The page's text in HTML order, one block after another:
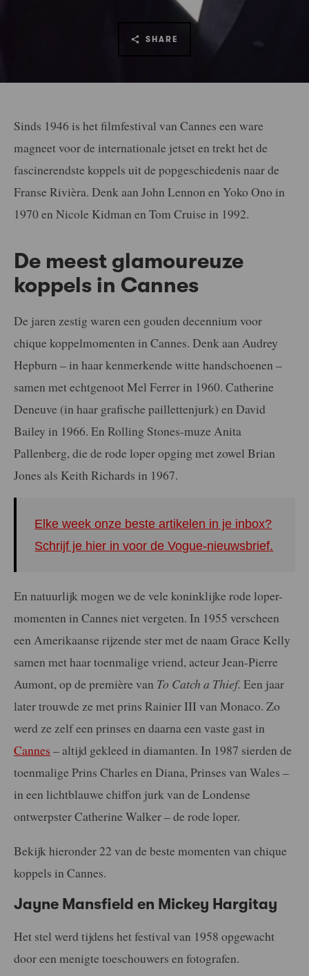
SHARE
Sinds 1946 is het filmfestival van Cannes een ware
magneet voor de internationale jetset en trekt het de
fascinerendste koppels uit de popgeschiedenis naar de
Franse Rivièra. Denk aan John Lennon en Yoko Ono in
1970 en Nicole Kidman en Tom Cruise in 1992.
De meest glamoureuze
koppels in Cannes
De jaren zestig waren een gouden decennium voor
chique koppelmomenten in Cannes. Denk aan Audrey
Hepburn – in haar kenmerkende witte handschoenen –
samen met echtgenoot Mel Ferrer in 1960. Catherine
Deneuve (in haar grafische paillettenjurk) en David
Bailey in 1966. En Rolling Stones-muze Anita
Pallenberg, die de rode loper opging met zowel Brian
Jones als Keith Richards in 1967.
Elke week onze beste artikelen in je inbox?
Schrijf je hier in voor de Vogue-nieuwsbrief.
En natuurlijk mogen we de vele koninklijke rode loper-
momenten in Cannes niet vergeten. In 1955 verscheen
een Amerikaanse rijzende ster met de naam Grace Kelly
samen met haar toenmalige vriend, acteur Jean-Pierre
Aumont, op de première van To Catch a Thief. Een jaar
later trouwde ze met prins Rainier III van Monaco. Zo
werd ze zelf een prinses en daarna een vaste gast in
Cannes – altijd gekleed in diamanten. In 1987 sierden de
toenmalige Prins Charles en Diana, Prinses van Wales –
in een lichtblauwe chiffon jurk van de Londense
ontwerpster Catherine Walker – de rode loper.
Bekijk hieronder 22 van de beste momenten van chique
koppels in Cannes.
Jayne Mansfield en Mickey Hargitay
Het stel werd tijdens het festival van 1958 opgewacht
door een menigte toeschouwers en fotografen.